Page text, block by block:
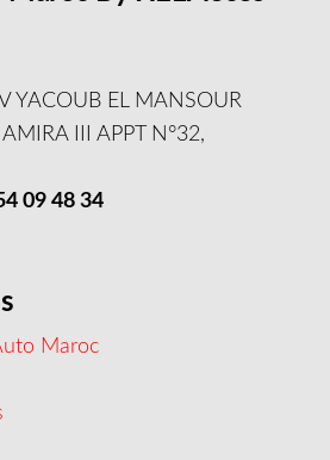
YACOUB EL MANSOUR
III APPT N°32,
09 48 34
Maroc